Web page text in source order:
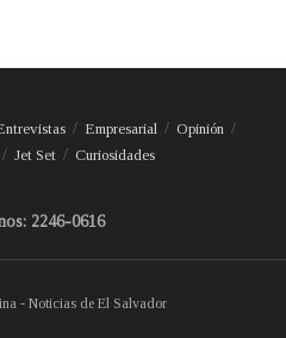
Empresarial
Opinión
Jet Set Curiosidades
2246-0616
- Noticias de El Salvador